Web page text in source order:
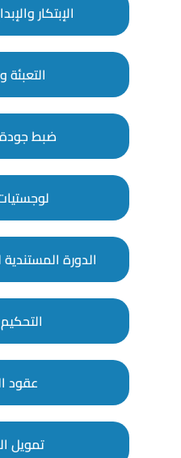
الإبتكار
التعبئة
ضبط جودة
الدورة
عقود
تمويل